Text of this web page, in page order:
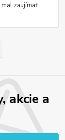
mal zaujímať
akcie a